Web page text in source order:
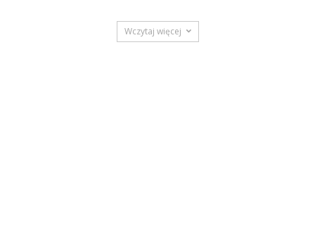
Wczytaj więcej